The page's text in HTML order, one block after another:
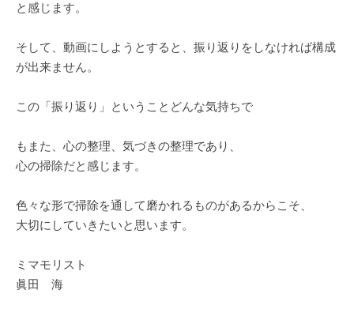
と感じます。
そして、動画にしようとすると、振り返りをしなければ構成
が出来ません。
この「振り返り」ということどんな気持ちで
もまた、心の整理、気づきの整理であり、
心の掃除だと感じます。
色々な形で掃除を通して磨かれるものがあるからこそ、
大切にしていきたいと思います。
ミマモリスト
眞田 海